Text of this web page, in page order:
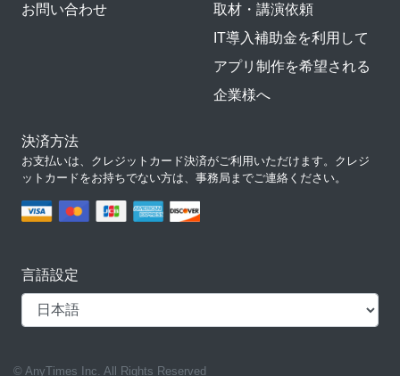
お問い合わせ
取材・講演依頼
IT導入補助金を利用して
アプリ制作を希望される
企業様へ
決済方法
お支払いは、クレジットカード決済がご利用いただけます。クレジ
ットカードをお持ちでない方は、事務局までご連絡ください。
言語設定
© AnyTimes Inc. All Rights Reserved